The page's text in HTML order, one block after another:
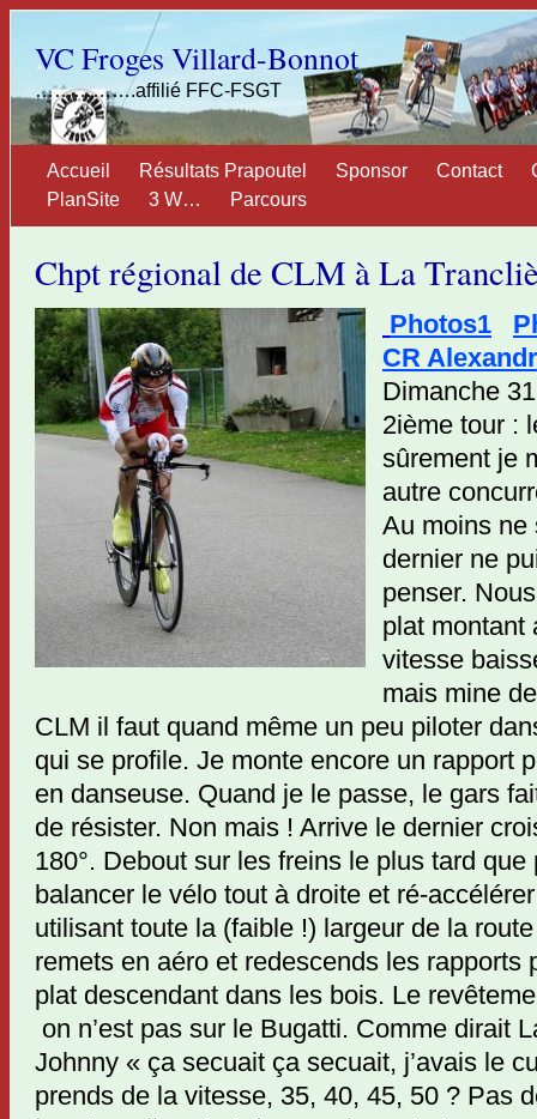
VC Froges Villard-Bonnot
…………….affilié FFC-FSGT
Accueil Résultats Prapoutel Sponsor Contact
PlanSite
3 W… Parcours
Chpt régional de CLM à La
Photos1
CR
Dimanche
2ième tour :
sûrement je
autre
Au moins ne
dernier ne
penser.
plat montant
vitesse
mais mine
CLM il faut quand même un peu piloter
qui se profile. Je monte encore un rapport
en danseuse. Quand je le passe, le gars
de résister. Non mais ! Arrive le dernier
180°. Debout sur les freins le plus tard
balancer le vélo tout à droite et ré-
utilisant toute la (faible !) largeur de la
remets en aéro et redescends les rapports
plat descendant dans les bois. Le
on n’est pas sur le Bugatti. Comme dirait
Johnny « ça secuait ça secuait, j’avais le
prends de la vitesse, 35, 40, 45, 50 ? Pas